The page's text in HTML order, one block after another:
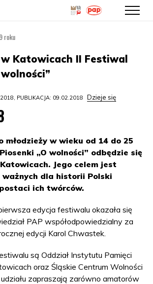
treści
roku
Katowicach II Festiwal
PUBLIKACJA: 09.02.2018 Dzieje się
młodzieży w wieku od 14 do 25
„O wolności” odbędzie się
Jego celem jest
ważnych dla historii Polski
ich twórców.
edycja festiwalu okazała się
PAP współodpowiedzialny za
edycji Karol Chwastek.
są Oddział Instytutu Pamięci
oraz Śląskie Centrum Wolności
udziału zapraszają zarówno amatorów